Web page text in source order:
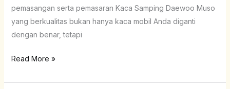
pemasangan serta pemasaran Kaca Samping Daewoo Muso
yang berkualitas bukan hanya kaca mobil Anda diganti
dengan benar, tetapi
Read More »